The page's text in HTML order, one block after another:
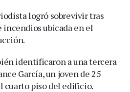
logró sobrevivir tras
ubicada en el
identificaron a una tercera
García, un joven de 25
cuarto piso del edificio.